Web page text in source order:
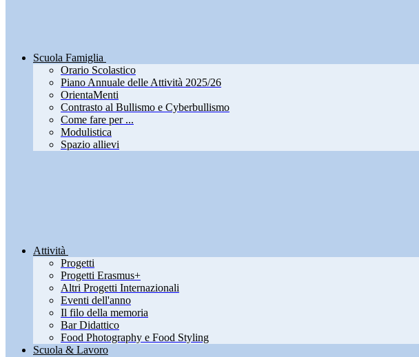
Scuola Famiglia
Orario Scolastico
Piano Annuale delle Attività 2025/26
OrientaMenti
Contrasto al Bullismo e Cyberbullismo
Come fare per ...
Modulistica
Spazio allievi
Attività
Progetti
Progetti Erasmus+
Altri Progetti Internazionali
Eventi dell'anno
Il filo della memoria
Bar Didattico
Food Photography e Food Styling
Scuola & Lavoro